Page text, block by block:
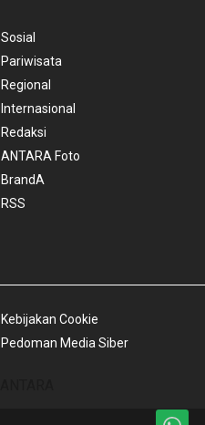
Sosial
Pariwisata
Regional
Internasional
Redaksi
ANTARA Foto
BrandA
RSS
Kebijakan Cookie
Pedoman Media Siber